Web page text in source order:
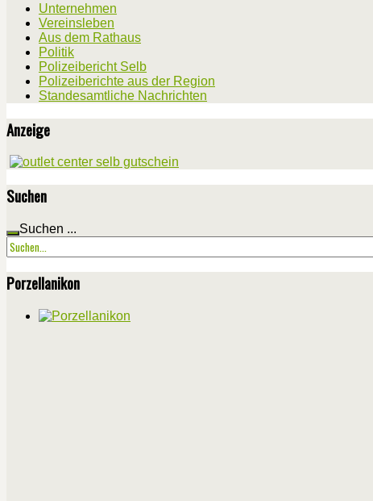
Unternehmen
Vereinsleben
Aus dem Rathaus
Politik
Polizeibericht Selb
Polizeiberichte aus der Region
Standesamtliche Nachrichten
Anzeige
Suchen
Suchen ...
Porzellanikon